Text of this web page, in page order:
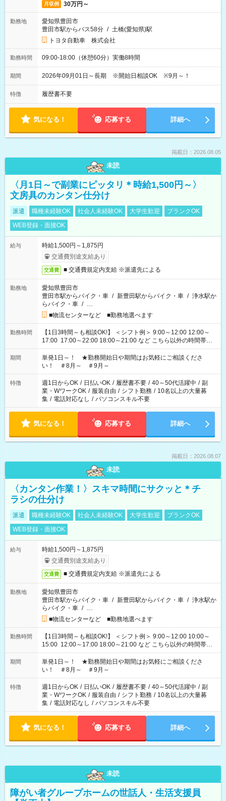
月収例 30万円～
勤務地
愛知県豊田市
豊田市駅からバス58分 / 土橋(愛知県)駅
トヨタ自動車 株式会社
勤務時間 09:00-18:00（休憩60分）実働8時間
期間 2026年09月01日～長期 ※開始日相談OK ※9月～！
特徴 履歴書不要
気になる！ 応募する 詳細へ
掲載日：2026.08.05
未読
〈月1日～で副業にピッタリ＊時給1,500円～〉
文房具のカンタン仕分け
派遣 職種未経験OK 社会人未経験OK 大学生歓迎
ブランクOK
WEB登録・面接OK
給与
時給1,500円～1,875円
交通費別途支給あり
交通費 ■ 交通費規定内支給 ※派遣先による
勤務地
愛知県豊田市
豊田市駅からバイク・車 / 新豊田駅からバイク・車 / 浄水駅か
らバイク・車 / …
■物流センターなど ■勤務地選べます
勤務時間
【1日3時間～も相談OK!】 ＜シフト例＞ 9:00～12:00 12:00～
17:00 17:00～22:00 18:00～21:00 など こちら以外の時間帯も
お気軽にご相談ください！
期間
単発1日～！ ★勤務開始日や期間はお気軽にご相談くださ
い！ ＃8月～ ＃9月～
特徴 週1日からOK / 日払いOK / 履歴書不要 / 40～50代活躍中 / 副
業・WワークOK / 服装自由 / シフト勤務 / 10名以上の大量募
集 / 電話対応なし / パソコンスキル不要
気になる！ 応募する 詳細へ
掲載日：2026.08.07
未読
〈カンタン作業！〉スキマ時間にサクッと＊チ
ラシの仕分け
派遣 職種未経験OK 社会人未経験OK 大学生歓迎
ブランクOK
WEB登録・面接OK
給与
時給1,500円～1,875円
交通費別途支給あり
交通費 ■ 交通費規定内支給 ※派遣先による
勤務地
愛知県豊田市
豊田市駅からバイク・車 / 新豊田駅からバイク・車 / 浄水駅か
らバイク・車 / …
■物流センターなど ■勤務地選べます
勤務時間
【1日3時間～も相談OK!】 ＜シフト例＞ 9:00～12:00 10:00～
15:00 12:00～17:00 18:00～21:00 など こちら以外の時間帯も
お気軽にご相談ください！
期間
単発1日～！ ★勤務開始日や期間はお気軽にご相談くださ
い！ ＃8月～ ＃9月～
特徴 週1日からOK / 日払いOK / 履歴書不要 / 40～50代活躍中 / 副
業・WワークOK / 服装自由 / シフト勤務 / 10名以上の大量募
集 / 電話対応なし / パソコンスキル不要
気になる！ 応募する 詳細へ
未読
障がい者グループホームの世話人・生活支援員